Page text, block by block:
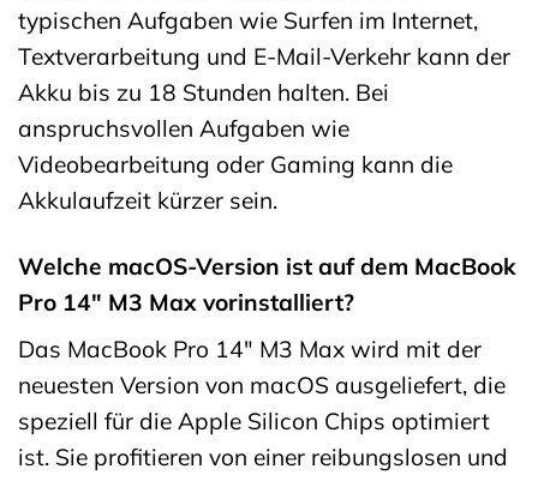
typischen Aufgaben wie Surfen im Internet,
Textverarbeitung und E-Mail-Verkehr kann der
Akku bis zu 18 Stunden halten. Bei
anspruchsvollen Aufgaben wie
Videobearbeitung oder Gaming kann die
Akkulaufzeit kürzer sein.
Welche macOS-Version ist auf dem MacBook
Pro 14″ M3 Max vorinstalliert?
Das MacBook Pro 14″ M3 Max wird mit der
neuesten Version von macOS ausgeliefert, die
speziell für die Apple Silicon Chips optimiert
ist. Sie profitieren von einer reibungslosen und